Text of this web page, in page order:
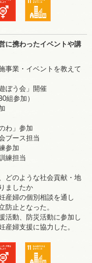
に携わったイベントや講
事業・イベントを教えて
ぼう会」開催
参加）
わ」参加
ース担当
参加
担当
どのような社会貢献・地
ましたか
産婦の個別相談を通し
防止となった。
活動、防災活動に参加し
産婦支援に協力した。